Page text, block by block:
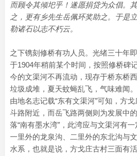
而顾令其倾圯乎！遂愿捐贷为众倡。
之，更有乡先生岳佩环奖助之。于是
勒诸石以志不朽云。
之下镌刻修桥有功人员。光绪三十年
于1904年稍前某个时间，按照修桥碑
今的文渠河不再流动，现存于桥东桥
垃圾成堆，夏天蚊蝇乱飞，气味难闻。
由地名志记载“东有文渠河”可知，方
斗路附近，而岳飞路两侧则为发展中
落“南有墨水湾”，此湾应与文渠河有
一里外的龙泉沟、二里外的东北沟与
水系，也就是说，方戈庄古村三面有